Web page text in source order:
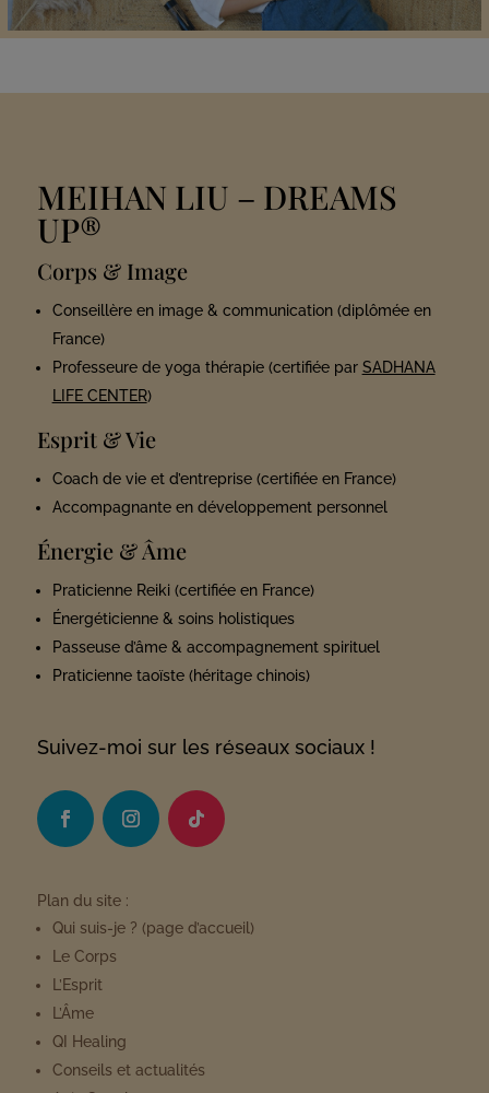
MEIHAN LIU – DREAMS
UP®
Corps & Image
Conseillère en image & communication (diplômée en
France)
Professeure de yoga thérapie (certifiée par SADHANA
LIFE CENTER)
Esprit & Vie
Coach de vie et d’entreprise (certifiée en France)
Accompagnante en développement personnel
Énergie & Âme
Praticienne Reiki (certifiée en France)
Énergéticienne & soins holistiques
Passeuse d’âme & accompagnement spirituel
Praticienne taoïste (héritage chinois)
Suivez-moi sur les réseaux sociaux !
Plan du site :
Qui suis-je ? (page d’accueil)
Le Corps
L’Esprit
L’Âme
QI Healing
Conseils et actualités